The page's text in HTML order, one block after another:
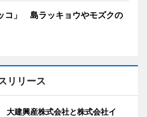
コ」 島ラッキョウやモズクの
リリース
建興産株式会社と株式会社イ